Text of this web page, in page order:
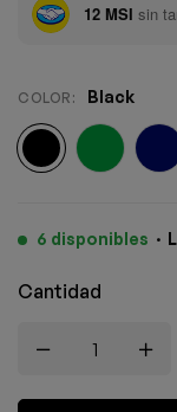
COLOR : Black
6 disponibles ·
Cantidad